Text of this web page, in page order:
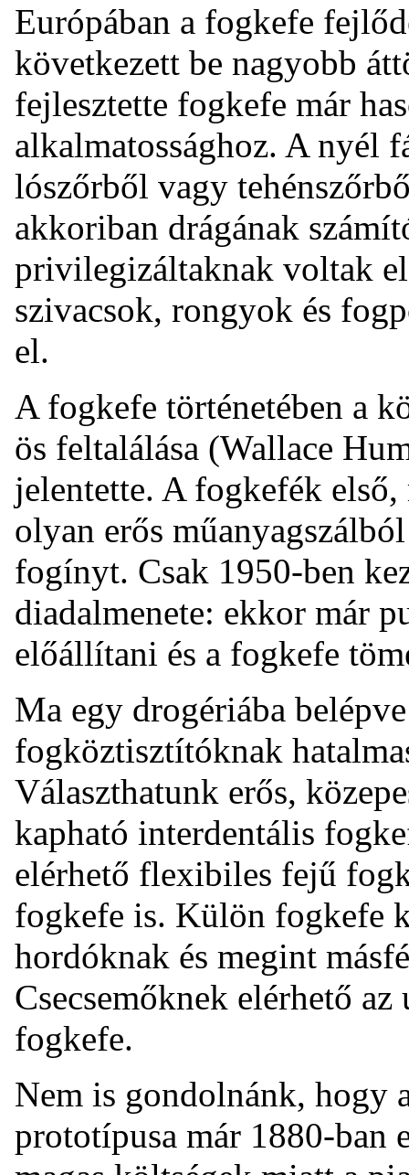
Európában a fogkefe
következett be nagyobb
fejlesztette fogkefe már
alkalmatossághoz. A nyél
lószőrből vagy
akkoriban drágának
privilegizáltaknak voltak
szivacsok, rongyok és
el.
A fogkefe történetében a
ös feltalálása (Wallace
jelentette. A fogkefék első,
olyan erős
fogínyt. Csak 1950-ben
diadalmenete: ekkor már
előállítani és a fogkefe
Ma egy drogériába
fogköztisztítóknak
Választhatunk erős,
kapható interdentális
elérhető flexibiles fejű
fogkefe is. Külön fogkefe
hordóknak és megint
Csecsemőknek elérhető
fogkefe.
Nem is gondolnánk, hogy
prototípusa már 1880-